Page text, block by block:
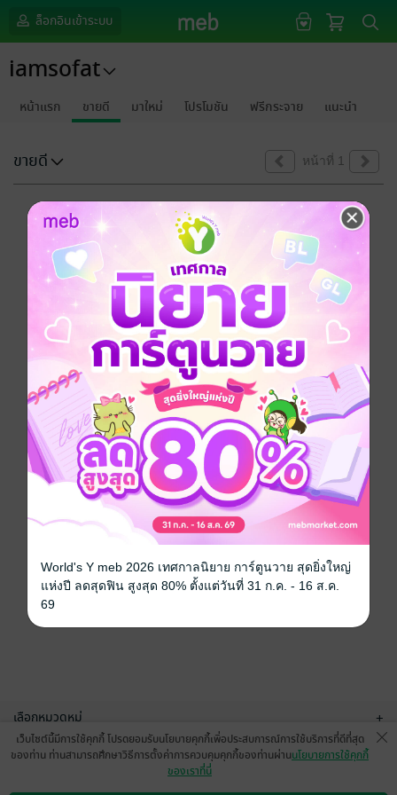
ล็อกอินเข้าระบบ
iamsofat
หน้าแรก ขายดี มาใหม่ โปรโมชัน ฟรีกระจาย แนะนำ
ขายดี หน้าที่ 1
ขออภัยด้วยนะคะ
ไม่พบข้อมูลในหัวข้อที่คุณกำลังชมค่ะ
เลือกหมวดหมู่ +
บริการช่วยเหลือ
เว็บไซต์นี้มีการใช้คุกกี้ โปรดยอมรับนโยบายคุกกี้เพื่อประสบการณ์การใช้บริการที่ดีที่สุด
ของท่าน ท่านสามารถศึกษาวิธีการตั้งค่าการควบคุมคุกกี้ของท่านผ่านนโยบายการใช้คุกกี้
ของเราที่นี่
World's Y meb 2026 เทศกาลนิยาย การ์ตูนวาย สุดยิ่งใหญ่
แห่งปี ลดสุดฟิน สูงสุด 80% ตั้งแต่วันที่ 31 ก.ค. - 16 ส.ค.
69